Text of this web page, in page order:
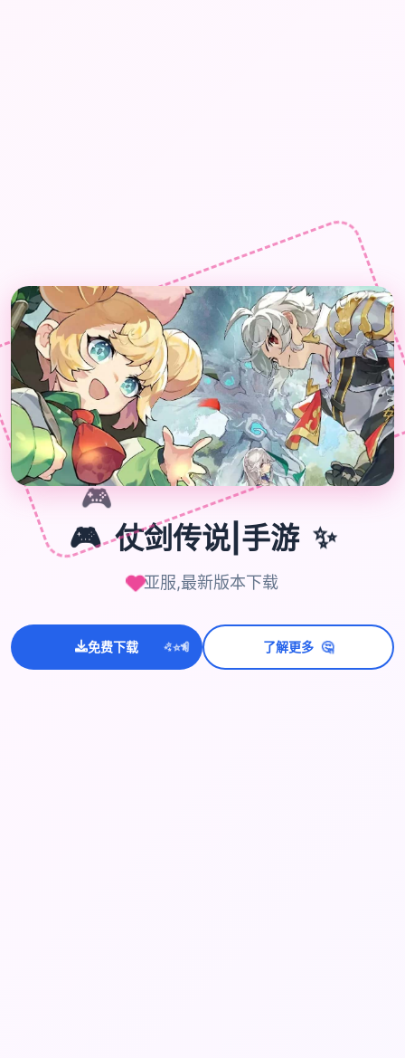
🎮
🎮 仗剑传说|手游 ✨
亚服,最新版本下载
免费下载 ✨⭐💫 了解更多 🤔